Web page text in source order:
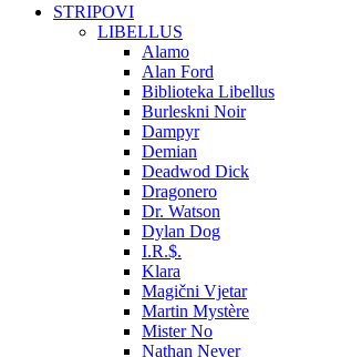
STRIPOVI
LIBELLUS
Alamo
Alan Ford
Biblioteka Libellus
Burleskni Noir
Dampyr
Demian
Deadwod Dick
Dragonero
Dr. Watson
Dylan Dog
I.R.$.
Klara
Magični Vjetar
Martin Mystère
Mister No
Nathan Never